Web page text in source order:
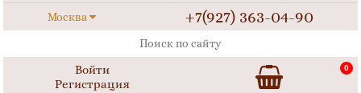
Москва +7(927) 363-04-90
Войти
Регистрация
0